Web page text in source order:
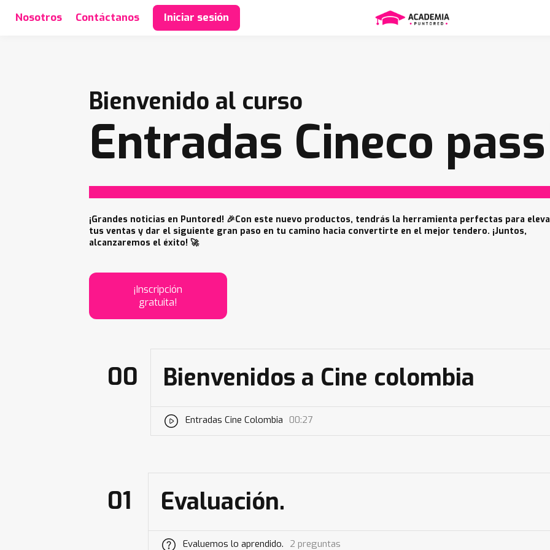
Nosotros Contáctanos Iniciar sesión
Bienvenido al curso
Entradas Cineco pass
¡Grandes noticias en Puntored! 🎉Con este nuevo productos, tendrás la herramienta perfectas para
tus ventas y dar el siguiente gran paso en tu camino hacia convertirte en el mejor tendero. ¡Juntos,
alcanzaremos el éxito! 🚀
¡Inscripción
gratuita!
00 Bienvenidos a Cine colombia
Entradas Cine Colombia 00:27
01 Evaluación.
Evaluemos lo aprendido. 2 preguntas